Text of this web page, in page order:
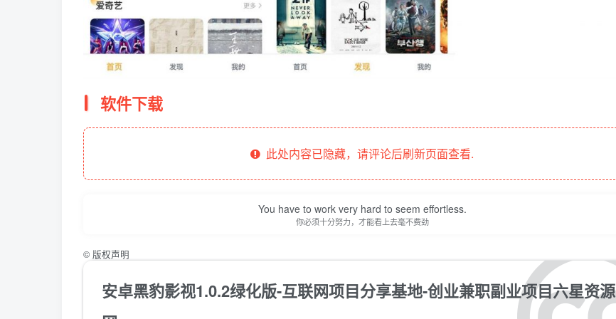
软件下载
此处内容已隐藏，请评论后刷新页面查看.
You have to work very hard to seem effortless.
你必须十分努力，才能看上去毫不费劲
© 版权声明
安卓黑豹影视1.0.2绿化版-互联网项目分享基地-创业兼职副业项目六星资源